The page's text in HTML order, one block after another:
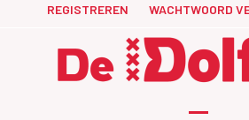
REGISTREREN WACHTWOORD